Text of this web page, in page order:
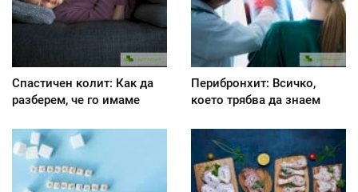
Спастичен колит: Как да
разберем, че го имаме
Перибронхит: Всичко,
което трябва да знаем